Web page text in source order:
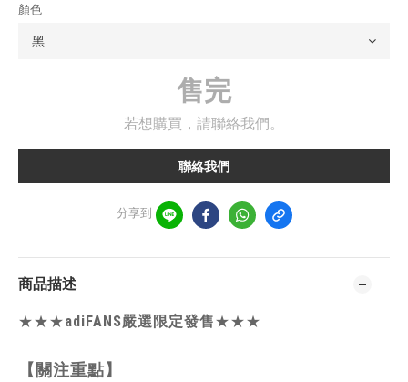
顏色
售完
若想購買，請聯絡我們。
聯絡我們
分享到
商品描述
★★★adiFANS嚴選限定發售★★★
【關注重點】